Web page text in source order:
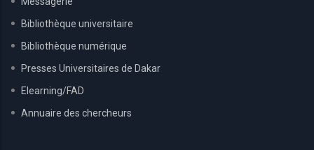
Bibliothèque universitaire
Bibliothèque numérique
Presses Universitaires de Dakar
Elearning/FAD
Annuaire des chercheurs